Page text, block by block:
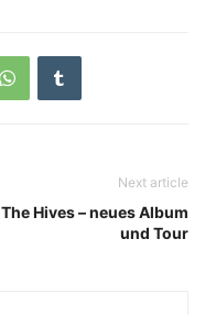
Next article
The Hives – neues Album
und Tour